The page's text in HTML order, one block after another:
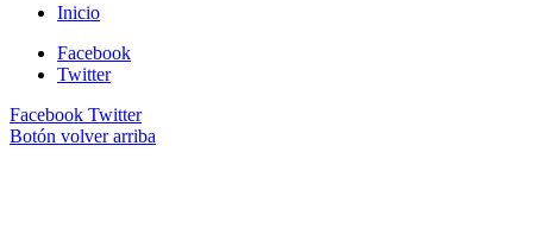
Inicio
Facebook
Twitter
Facebook Twitter
Botón volver arriba